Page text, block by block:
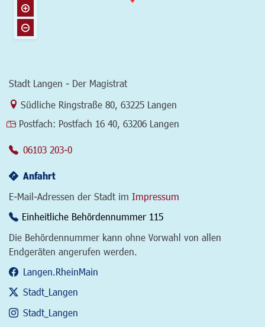
Stadt Langen - Der Magistrat
Link zur Google-Maps Navigation
Südliche Ringstraße 80, 63225 Langen
Postfach: Postfach 16 40, 63206 Langen
06103 203-0
Anfahrt
E-Mail-Adressen der Stadt im Impressum
Einheitliche Behördennummer 115
Die Behördennummer kann ohne Vorwahl von allen
Endgeräten angerufen werden.
Langen.RheinMain
Stadt_Langen
Stadt_Langen